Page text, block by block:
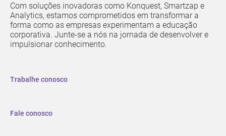
Com soluções inovadoras como Konquest, Smartzap e
Analytics, estamos comprometidos em transformar a
forma como as empresas experimentam a educação
corporativa. Junte-se a nós na jornada de desenvolver e
impulsionar conhecimento.
Trabalhe conosco
Fale conosco